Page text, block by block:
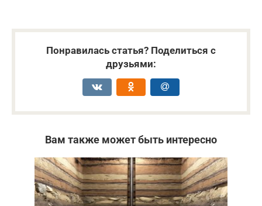
Понравилась статья? Поделиться с
друзьями:
Вам также может быть интересно